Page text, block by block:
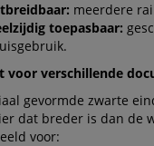
meerdere
toepasbaar:
voor verschillende
gevormde zwarte
dat breder is dan de
voor: